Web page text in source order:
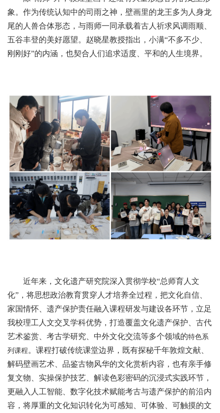
象。作为传统认知中的司雨之神，壁画里的龙王多为人身龙
尾的人兽合体形态，与雨师一同承载着古人祈求风调雨顺、
五谷丰登的美好愿望。赵晓星教授指出，小满“不多不少、
刚刚好”的内涵，也契合人们追求适度、平和的人生境界。
近年来，文化遗产研究院深入贯彻学校“总师育人文
化”，将思想政治教育贯穿人才培养全过程，把文化自信、
家国情怀、遗产保护责任融入课程研发与建设各环节，立足
我校理工人文交叉学科优势，打造覆盖文化遗产保护、古代
艺术鉴赏、考古学研究、中外文化交流等多个领域的特色系
列课程 。课程打破传统课堂边界，既有探秘千年敦煌文献、
解码壁画艺术、品鉴古物风华的文化赏析内容，也有亲手修
复文物、实操保护技艺、解读色彩密码的沉浸式实践环节，
更融入人工智能、数字化技术赋能考古与遗产保护的前沿内
容，将厚重的文化知识转化为可感知、可体验、可触摸的文